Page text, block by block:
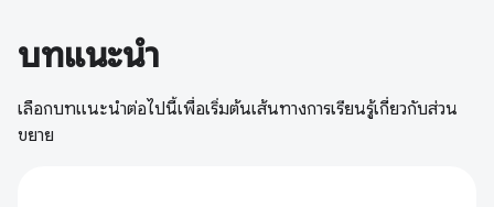
บทแนะนำ
เลือกบทแนะนำต่อไปนี้เพื่อเริ่มต้นเส้นทางการเรียนรู้เกี่ยวกับส่วน
ขยาย